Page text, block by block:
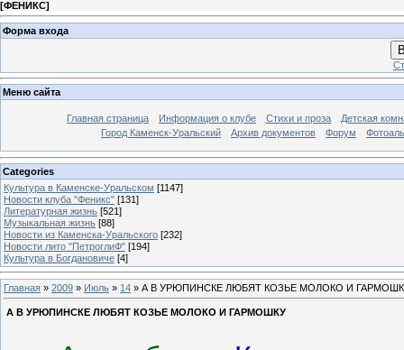
[ФЕНИКС]
Форма входа
Меню сайта
Главная страница Информация о клубе Стихи и проза
Детская
Город Каменск-Уральский
Архив документов Форум
Categories
Культура в Каменске-Уральском [1147]
Новости клуба "Феникс" [131]
Литературная жизнь [521]
Музыкальная жизнь [88]
Новости из Каменска-Уральского [232]
Новости лито "ПетроглиФ" [194]
Культура в Богдановиче [4]
Главная » 2009 » Июль » 14 » А В УРЮПИНСКЕ ЛЮБЯТ КОЗЬЕ МОЛОКО И
А В УРЮПИНСКЕ ЛЮБЯТ КОЗЬЕ МОЛОКО И ГАРМОШКУ